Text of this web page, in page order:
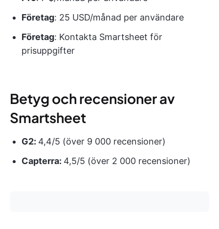
Företag: 25 USD/månad per användare
Företag: Kontakta Smartsheet för
prisuppgifter
Betyg och recensioner av
Smartsheet
G2: 4,4/5 (över 9 000 recensioner)
Capterra: 4,5/5 (över 2 000 recensioner)